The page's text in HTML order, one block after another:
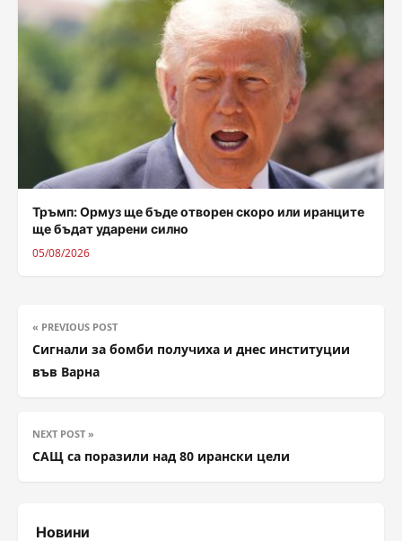
Тръмп: Ормуз ще бъде отворен скоро или иранците
ще бъдат ударени силно
05/08/2026
« PREVIOUS POST
Сигнали за бомби получиха и днес институции
във Варна
NEXT POST »
САЩ са поразили над 80 ирански цели
Новини